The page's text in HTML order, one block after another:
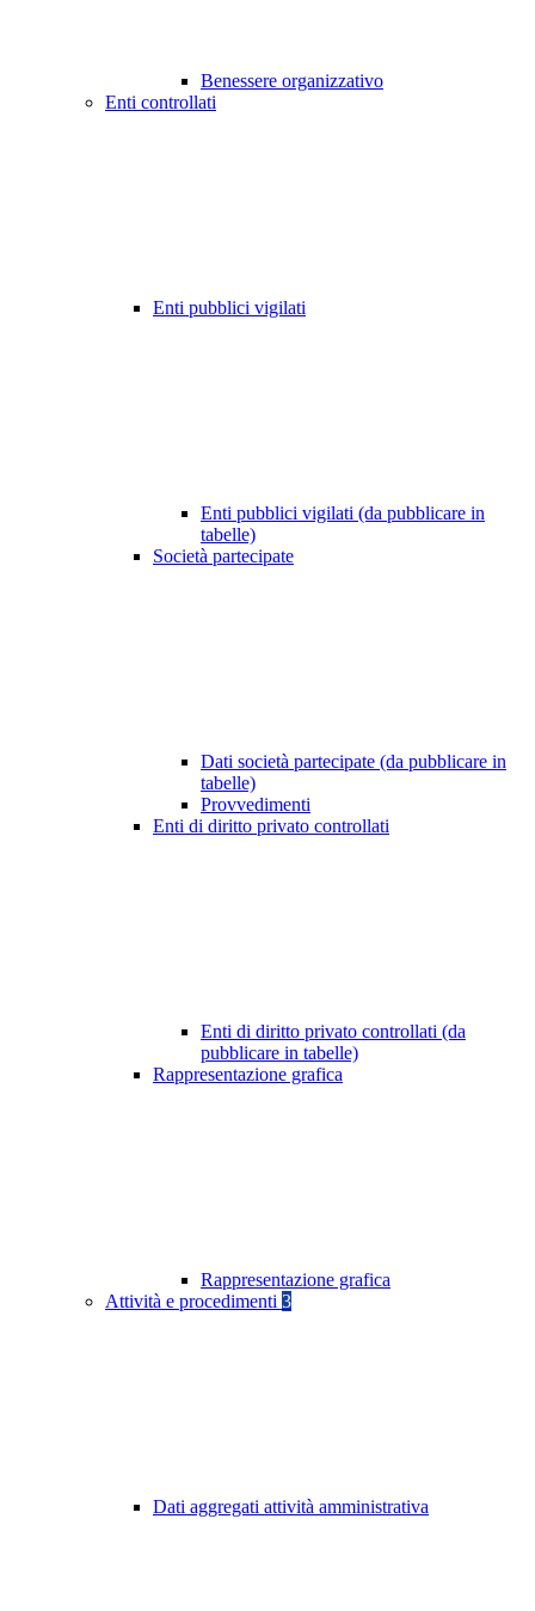
Benessere organizzativo
Enti controllati
Enti pubblici vigilati
Enti pubblici vigilati (da pubblicare in
tabelle)
Società partecipate
Dati società partecipate (da pubblicare in
tabelle)
Provvedimenti
Enti di diritto privato controllati
Enti di diritto privato controllati (da
pubblicare in tabelle)
Rappresentazione grafica
Rappresentazione grafica
Attività e procedimenti 3
Dati aggregati attività amministrativa